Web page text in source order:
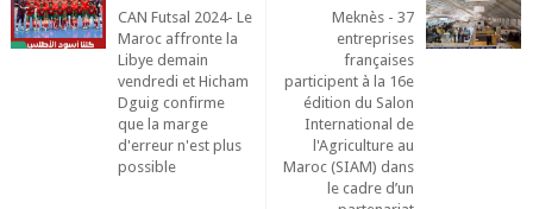
Meknès - 37
entreprises
françaises
participent à la 16e
édition du Salon
International de
l'Agriculture au
Maroc (SIAM) dans
le cadre d’un
CAN Futsal 2024- Le
Maroc affronte la
Libye demain
vendredi et Hicham
Dguig confirme
que la marge
d'erreur n'est plus
possible